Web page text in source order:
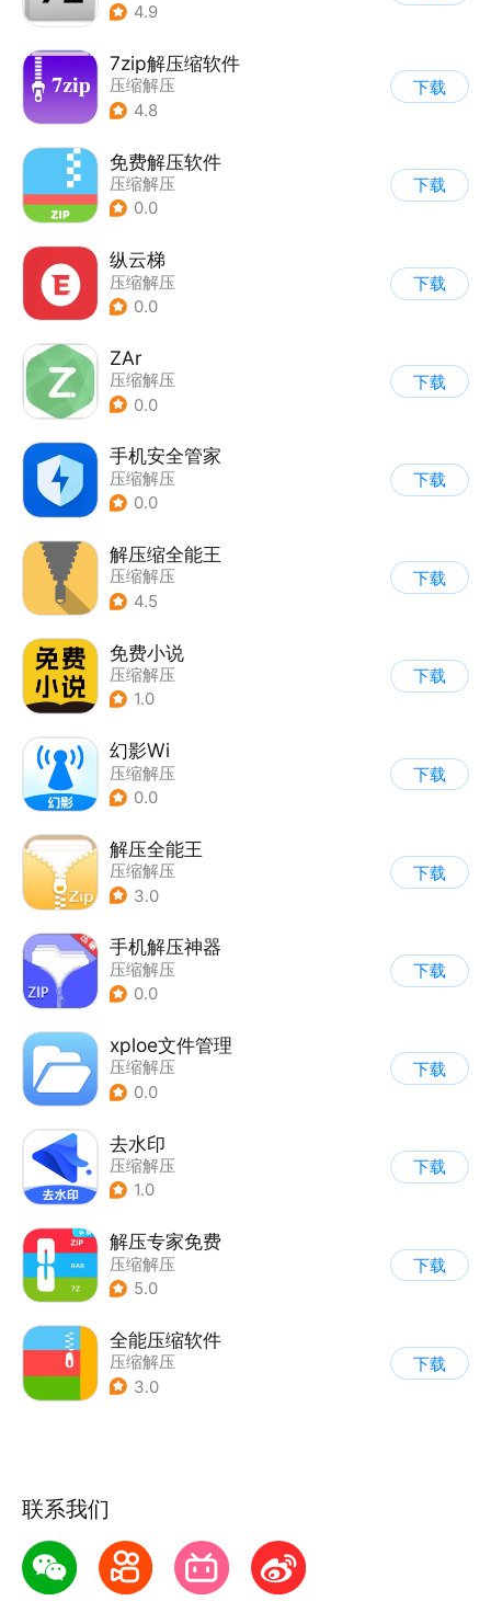
4.9
7zip解压缩软件
压缩解压
4.8
下载
免费解压软件
压缩解压
0.0
下载
纵云梯
压缩解压
0.0
下载
ZAr
压缩解压
0.0
下载
手机安全管家
压缩解压
0.0
下载
解压缩全能王
压缩解压
4.5
下载
免费小说
压缩解压
1.0
下载
幻影Wi
压缩解压
0.0
下载
解压全能王
压缩解压
3.0
下载
手机解压神器
压缩解压
0.0
下载
xploe文件管理
压缩解压
0.0
下载
去水印
压缩解压
1.0
下载
解压专家免费
压缩解压
5.0
下载
全能压缩软件
压缩解压
3.0
下载
联系我们